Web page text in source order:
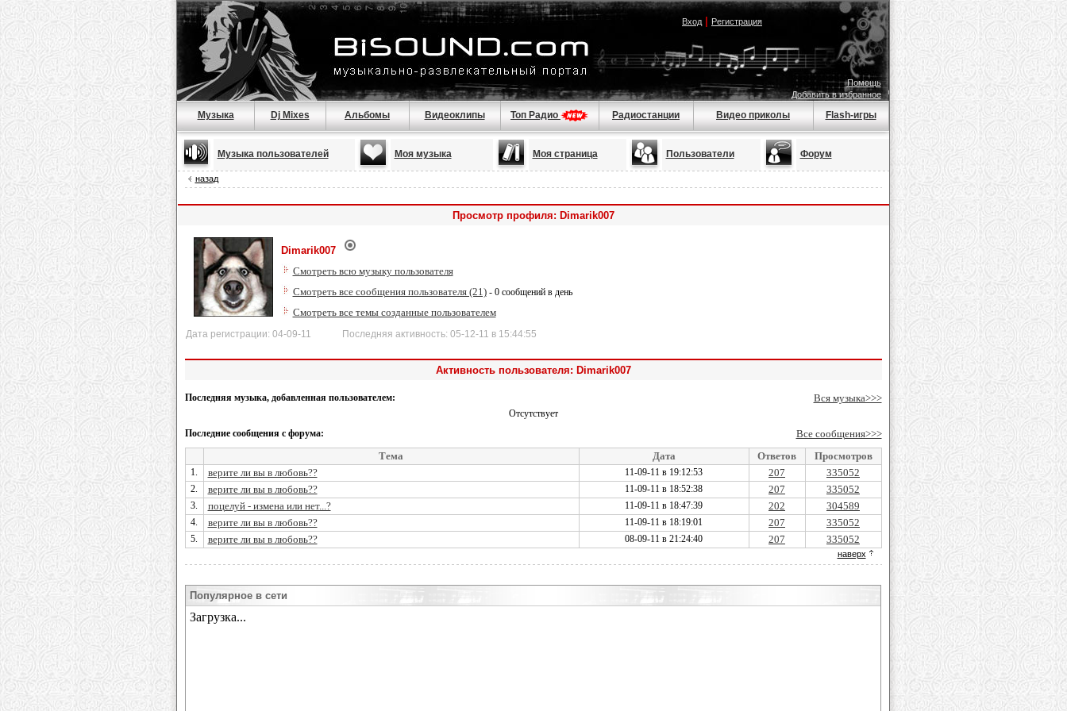
Вход| Регистрация
Помощь
Добавить в избранное
Музыка Dj Mixes Альбомы Видеоклипы Топ Радио Радиостанции Видео приколы Flash-игры
Музыка пользователей Моя музыка Моя страница Пользователи Форум
назад
Просмотр профиля: Dimarik007
Dimarik007
Смотреть всю музыку пользователя
Смотреть все сообщения пользователя (21)- 0 сообщений в день
Смотреть все темы созданные пользователем
Дата регистрации: 04-09-11 Последняя активность: 05-12-11 в 15:44:55
Активность пользователя: Dimarik007
Последняя музыка, добавленная пользователем: Вся музыка>>>
Отсутствует
Последние сообщения с форума:
Все сообщения>>>
Тема
Дата Ответов Просмотров
1. верите ли вы в любовь?? 11-09-11 в 19:12:53 207 335052
2. верите ли вы в любовь?? 11-09-11 в 18:52:38 207 335052
3. поцелуй - измена или нет...? 11-09-11 в 18:47:39 202 304589
4. верите ли вы в любовь?? 11-09-11 в 18:19:01 207 335052
5. верите ли вы в любовь?? 08-09-11 в 21:24:40 207 335052
наверх
Популярное в сети